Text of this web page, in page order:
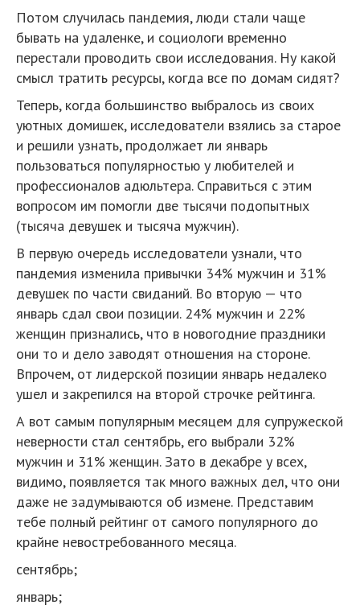
Потом случилась пандемия, люди стали чаще
бывать на удаленке, и социологи временно
перестали проводить свои исследования. Ну какой
смысл тратить ресурсы, когда все по домам сидят?
Теперь, когда большинство выбралось из своих
уютных домишек, исследователи взялись за старое
и решили узнать, продолжает ли январь
пользоваться популярностью у любителей и
профессионалов адюльтера. Справиться с этим
вопросом им помогли две тысячи подопытных
(тысяча девушек и тысяча мужчин).
В первую очередь исследователи узнали, что
пандемия изменила привычки 34% мужчин и 31%
девушек по части свиданий. Во вторую — что
январь сдал свои позиции. 24% мужчин и 22%
женщин признались, что в новогодние праздники
они то и дело заводят отношения на стороне.
Впрочем, от лидерской позиции январь недалеко
ушел и закрепился на второй строчке рейтинга.
А вот самым популярным месяцем для супружеской
неверности стал сентябрь, его выбрали 32%
мужчин и 31% женщин. Зато в декабре у всех,
видимо, появляется так много важных дел, что они
даже не задумываются об измене. Представим
тебе полный рейтинг от самого популярного до
крайне невостребованного месяца.
сентябрь;
январь;